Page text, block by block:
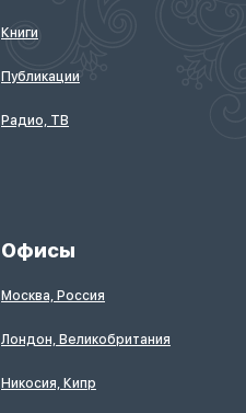
Книги
Публикации
Радио, ТВ
Офисы
Москва, Россия
Лондон, Великобритания
Никосия, Кипр